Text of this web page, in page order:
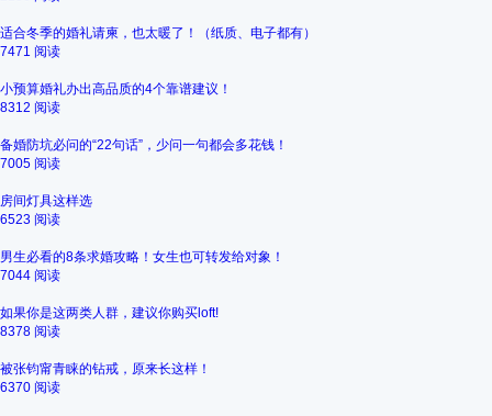
适合冬季的婚礼请柬，也太暖了！（纸质、电子都有）
7471 阅读
小预算婚礼办出高品质的4个靠谱建议！
8312 阅读
备婚防坑必问的“22句话”，少问一句都会多花钱！
7005 阅读
房间灯具这样选
6523 阅读
男生必看的8条求婚攻略！女生也可转发给对象！
7044 阅读
如果你是这两类人群，建议你购买loft!
8378 阅读
被张钧甯青睐的钻戒，原来长这样！
6370 阅读